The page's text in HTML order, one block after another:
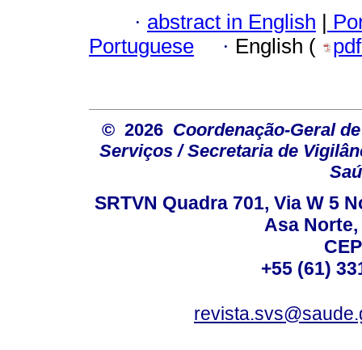
· abstract in English
Portuguese
· English (
© 2026 Coordenação-Geral
Serviços / Secretaria de
SRTVN Quadra 701, Via W 5
Asa
+55 (61)